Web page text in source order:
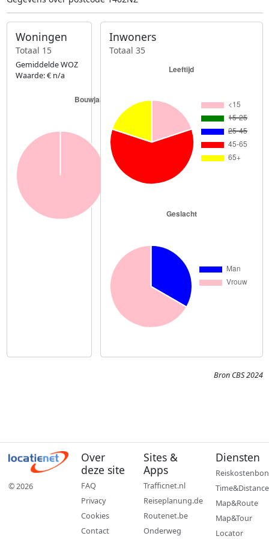
Woningen
Totaal 15
Gemiddelde WOZ
Waarde: € n/a
Inwoners
Totaal 35
Bron CBS 2024
© 2026
Over
deze site
FAQ
Privacy
Cookies
Contact
Sites &
Apps
Trafficnet.nl
Reiseplanung.de
Routenet.be
Onderweg
Diensten
Reiskostenbon
Time&Distance
Map&Route
Map&Tour
Locator